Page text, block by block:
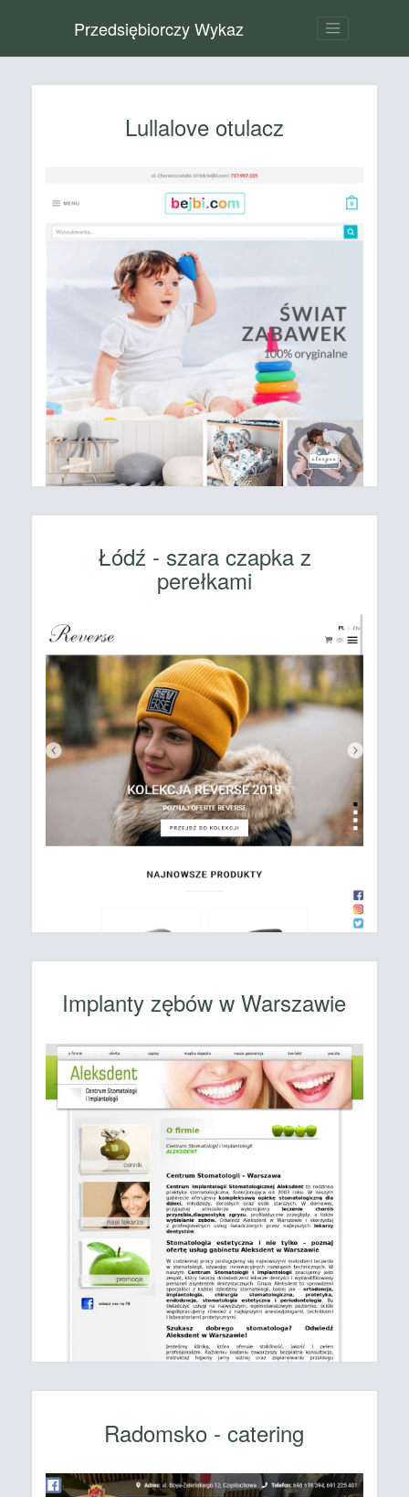
Przedsiębiorczy Wykaz
Lullalove otulacz
Łódź - szara czapka z
perełkami
Implanty zębów w Warszawie
Radomsko - catering